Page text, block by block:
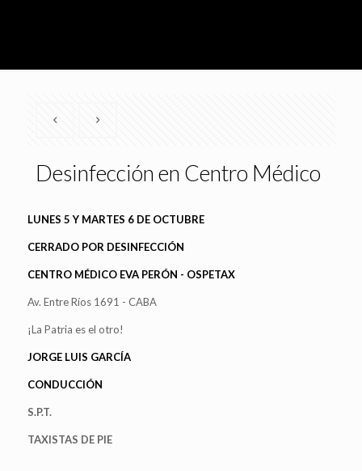
Desinfección en Centro Médico
LUNES 5 Y MARTES 6 DE OCTUBRE
CERRADO POR DESINFECCIÓN
CENTRO MÉDICO EVA PERÓN - OSPETAX
Av. Entre Ríos 1691 - CABA
¡La Patria es el otro!
JORGE LUIS GARCÍA
CONDUCCIÓN
S.P.T.
TAXISTAS DE PIE